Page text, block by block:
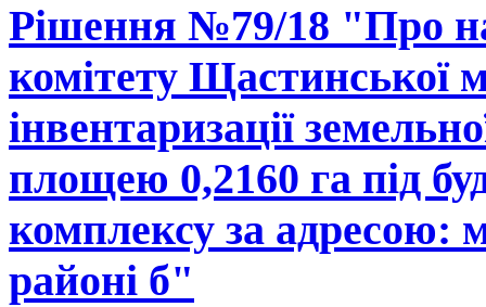
Рішення №79/18 "Про
комітету Щастинської
інвентаризації
площею 0,2160 га під
комплексу за
районі б"